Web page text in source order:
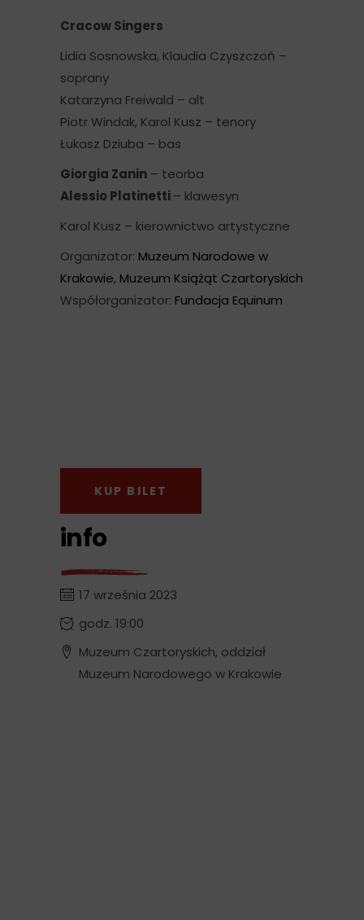
Cracow Singers
Lidia Sosnowska, Klaudia Czyszczoń –
soprany
Katarzyna Freiwald – alt
Piotr Windak, Karol Kusz – tenory
Łukasz Dziuba – bas
Giorgia Zanin – teorba
Alessio Platinetti– klawesyn
Karol Kusz – kierownictwo artystyczne
Organizator: Muzeum Narodowe w
Krakowie, Muzeum Książąt Czartoryskich
Współorganizator: Fundacja Equinum
KUP BILET
info
17 września 2023
godz. 19:00
Muzeum Czartoryskich, oddział
Muzeum Narodowego w Krakowie